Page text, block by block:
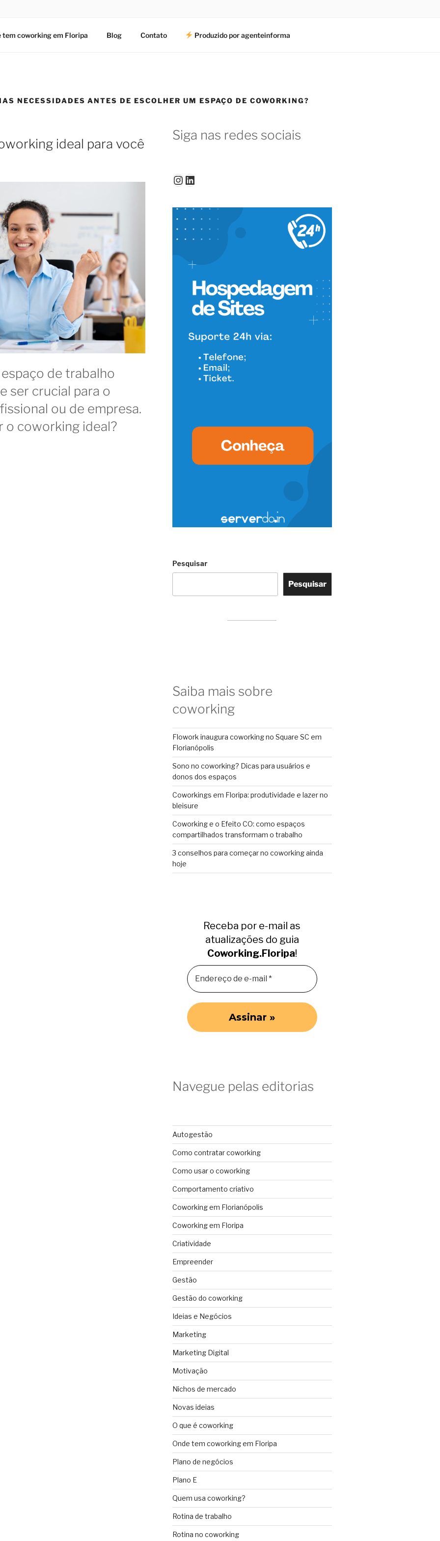
tem coworking em Floripa Blog Contato Produzido por agenteinforma
NECESSIDADES ANTES DE ESCOLHER UM ESPAÇO DE COWORKING?
ideal para você
de trabalho
ser crucial para o
ou de empresa.
o coworking ideal?
Siga nas redes sociais
Instagram
LinkedIn
Pesquisar
Pesquisar
Saiba mais sobre
coworking
Flowork inaugura coworking no Square SC em
Florianópolis
Sono no coworking? Dicas para usuários e
donos dos espaços
Coworkings em Floripa: produtividade e lazer no
bleisure
Coworking e o Efeito CO: como espaços
compartilhados transformam o trabalho
3 conselhos para começar no coworking ainda
hoje
Receba por e-mail as
atualizações do guia
Coworking.Floripa!
Navegue pelas editorias
Autogestão
Como contratar coworking
Como usar o coworking
Comportamento criativo
Coworking em Florianópolis
Coworking em Floripa
Criatividade
Empreender
Gestão
Gestão do coworking
Ideias e Negócios
Marketing
Marketing Digital
Motivação
Nichos de mercado
Novas ideias
O que é coworking
Onde tem coworking em Floripa
Plano de negócios
Plano E
Quem usa coworking?
Rotina de trabalho
Rotina no coworking